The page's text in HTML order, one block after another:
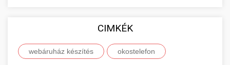
CIMKÉK
webáruház készítés okostelefon